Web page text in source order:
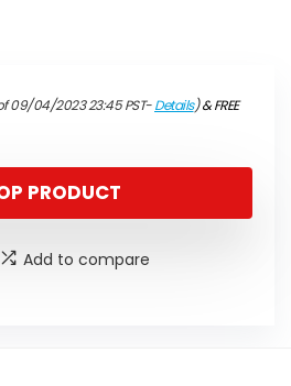
09/04/2023 23:45 PST-Details)&FREE
PRODUCT
Add to compare